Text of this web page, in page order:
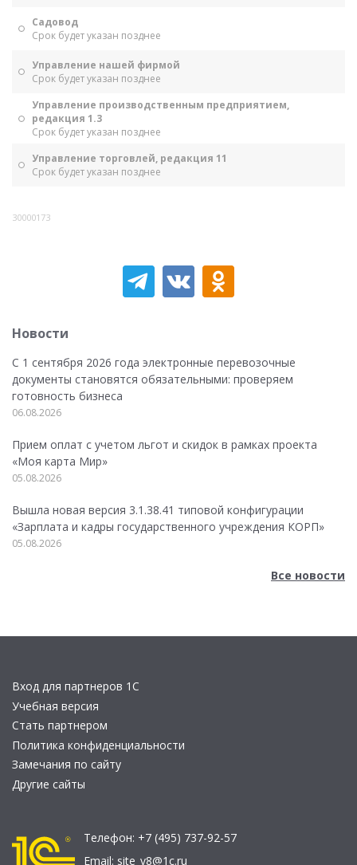
Садовод
Срок будет указан позднее
Управление нашей фирмой
Срок будет указан позднее
Управление производственным предприятием,
редакция 1.3
Срок будет указан позднее
Управление торговлей, редакция 11
Срок будет указан позднее
30000173
Новости
С 1 сентября 2026 года электронные перевозочные
документы становятся обязательными: проверяем
готовность бизнеса
06.08.2026
Прием оплат с учетом льгот и скидок в рамках проекта
«Моя карта Мир»
05.08.2026
Вышла новая версия 3.1.38.41 типовой конфигурации
«Зарплата и кадры государственного учреждения КОРП»
05.08.2026
Все новости
Вход для партнеров 1С
Учебная версия
Стать партнером
Политика конфиденциальности
Замечания по сайту
Другие сайты
Телефон: +7 (495) 737-92-57
Email: site_v8@1c.ru